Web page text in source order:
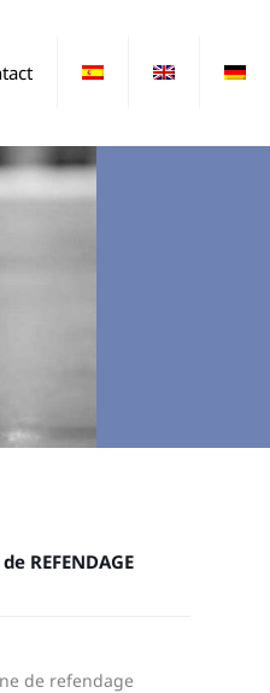
REFENDAGE
de refendage